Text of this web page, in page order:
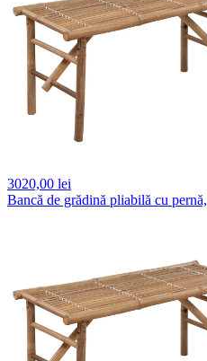
3020,00 lei
Bancă de grădină pliabilă cu